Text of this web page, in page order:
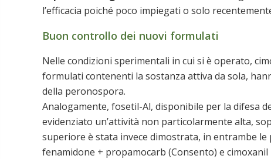
l’efficacia poiché poco impiegati o solo
Buon controllo dei nuovi formulati
Nelle condizioni sperimentali in cui si è operato,
formulati contenenti la sostanza attiva da sola,
della peronospora.
Analogamente, fosetil-Al, disponibile per la difesa
evidenziato un’attività non particolarmente alta,
superiore è stata invece dimostrata, in entrambe
fenamidone + propamocarb (Consento) e